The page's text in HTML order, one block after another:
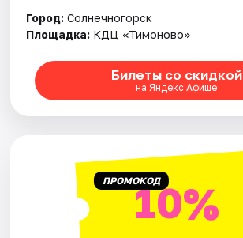
Город: Солнечногорск
Площадка: КДЦ «Тимоново»
Билеты со скидкой
на Яндекс Афише
ПРОМОКОД10%